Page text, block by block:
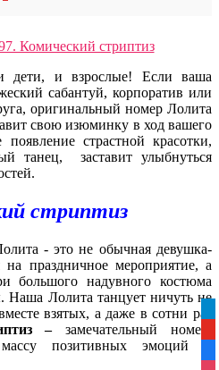
дети, и взрослые! Если ваша
сабантуй, корпоратив или
оригинальный номер Лолита
свою изюминку в ход вашего
страстной красотки,
танец, заставит улыбнуться
стриптиз
- это не обычная девушка-
праздничное мероприятие, а
большого надувного костюма
Наша Лолита танцует ничуть не
взятых, а даже в сотни раз
–замечательный номер,
позитивных эмоций и